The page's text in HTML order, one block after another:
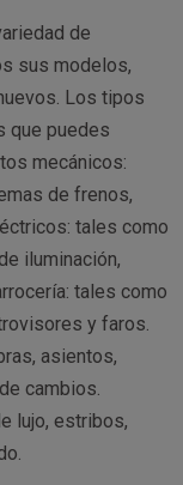
de
sus modelos,
Los tipos
que puedes
mecánicos:
de frenos,
tales como
iluminación,
tales como
y faros.
asientos,
cambios.
lujo, estribos,